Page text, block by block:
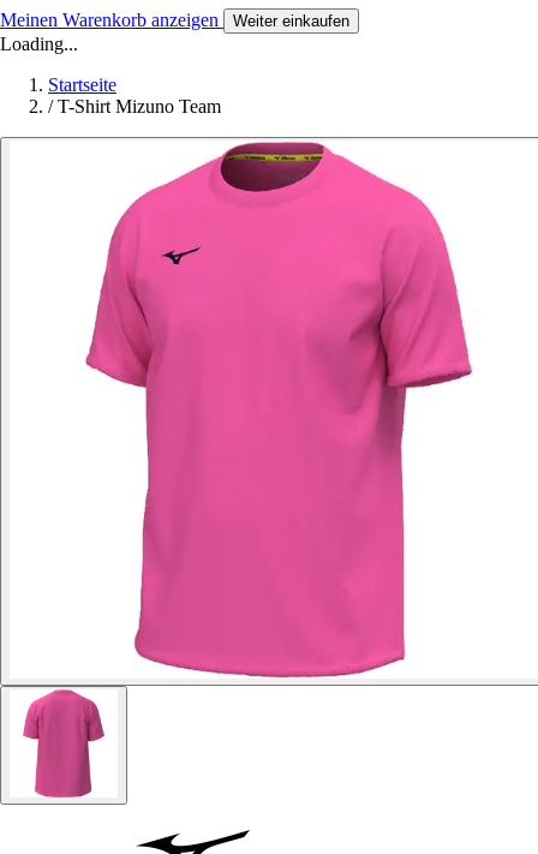
Meinen Warenkorb anzeigen Weiter einkaufen
Loading...
Startseite
/ T-Shirt Mizuno Team